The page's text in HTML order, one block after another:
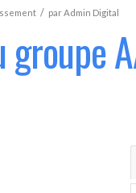
/ parAdmin Digital
groupe